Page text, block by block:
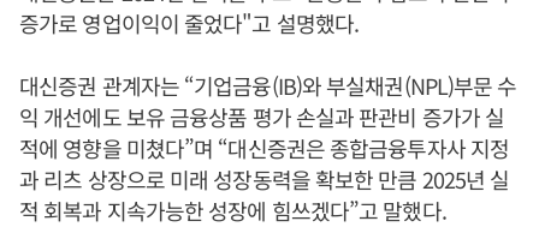
증가로 영업이익이 줄었다"고 설명했다.
대신증권 관계자는 “기업금융(IB)와 부실채권(NPL)부문 수
익 개선에도 보유 금융상품 평가 손실과 판관비 증가가 실
적에 영향을 미쳤다”며 “대신증권은 종합금융투자사 지정
과 리츠 상장으로 미래 성장동력을 확보한 만큼 2025년 실
적 회복과 지속가능한 성장에 힘쓰겠다”고 말했다.